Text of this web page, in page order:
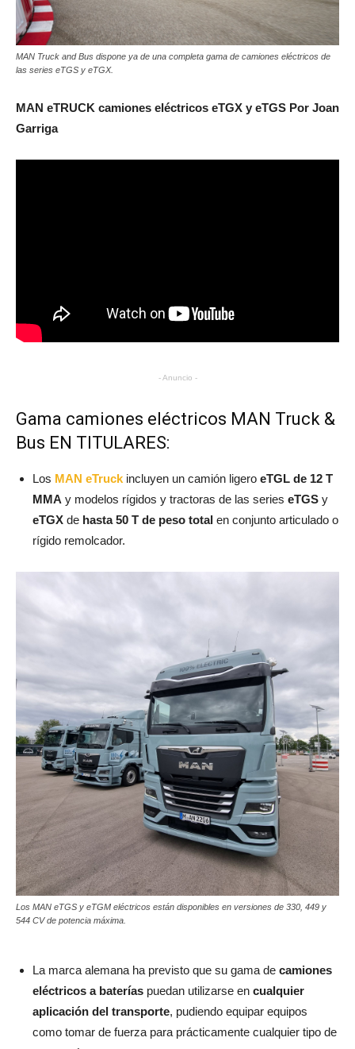
MAN Truck and Bus dispone ya de una completa gama de camiones eléctricos de
las series eTGS y eTGX.
MAN eTRUCK camiones eléctricos eTGX y eTGS Por Joan
Garriga
- Anuncio -
Gama camiones eléctricos MAN Truck &
Bus EN TITULARES:
Los MAN eTruck incluyen un camión ligero eTGL de 12 T
MMA y modelos rígidos y tractoras de las series eTGS y
eTGX de hasta 50 T de peso total en conjunto articulado o
rígido remolcador.
Los MAN eTGS y eTGM eléctricos están disponibles en versiones de 330, 449 y
544 CV de potencia máxima.
La marca alemana ha previsto que su gama de camiones
eléctricos a baterías puedan utilizarse en cualquier
aplicación del transporte, pudiendo equipar equipos
como tomar de fuerza para prácticamente cualquier tipo de